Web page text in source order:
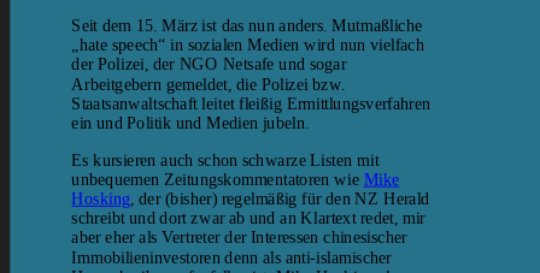
Seit dem 15. März ist das nun anders. Mutmaßliche
„hate speech“ in sozialen Medien wird nun vielfach
der Polizei, der NGO Netsafe und sogar
Arbeitgebern gemeldet, die Polizei bzw.
Staatsanwaltschaft leitet fleißig Ermittlungsverfahren
ein und Politik und Medien jubeln.
Es kursieren auch schon schwarze Listen mit
unbequemen Zeitungskommentatoren wie Mike
Hosking , der (bisher) regelmäßig für den NZ Herald
schreibt und dort zwar ab und an Klartext redet, mir
aber eher als Vertreter der Interessen chinesischer
Immobilieninvestoren denn als anti-islamischer